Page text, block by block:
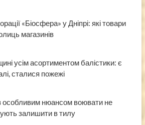
«Біосфера» у Дніпрі: які товари
магазинів
усім асортиментом балістики: є
сталися пожежі
особливим нюансом воювати не
залишити в тилу